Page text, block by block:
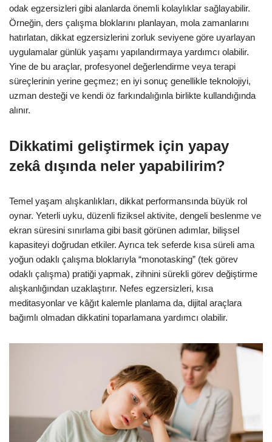
odak egzersizleri gibi alanlarda önemli kolaylıklar sağlayabilir.
Örneğin, ders çalışma bloklarını planlayan, mola zamanlarını
hatırlatan, dikkat egzersizlerini zorluk seviyene göre uyarlayan
uygulamalar günlük yaşamı yapılandırmaya yardımcı olabilir.
Yine de bu araçlar, profesyonel değerlendirme veya terapi
süreçlerinin yerine geçmez; en iyi sonuç genellikle teknolojiyi,
uzman desteği ve kendi öz farkındalığınla birlikte kullandığında
alınır.
Dikkatimi geliştirmek için yapay
zekâ dışında neler yapabilirim?
Temel yaşam alışkanlıkları, dikkat performansında büyük rol
oynar. Yeterli uyku, düzenli fiziksel aktivite, dengeli beslenme ve
ekran süresini sınırlama gibi basit görünen adımlar, bilişsel
kapasiteyi doğrudan etkiler. Ayrıca tek seferde kısa süreli ama
yoğun odaklı çalışma bloklarıyla “monotasking” (tek görev
odaklı çalışma) pratiği yapmak, zihnini sürekli görev değiştirme
alışkanlığından uzaklaştırır. Nefes egzersizleri, kısa
meditasyonlar ve kâğıt kalemle planlama da, dijital araçlara
bağımlı olmadan dikkatini toparlamana yardımcı olabilir.